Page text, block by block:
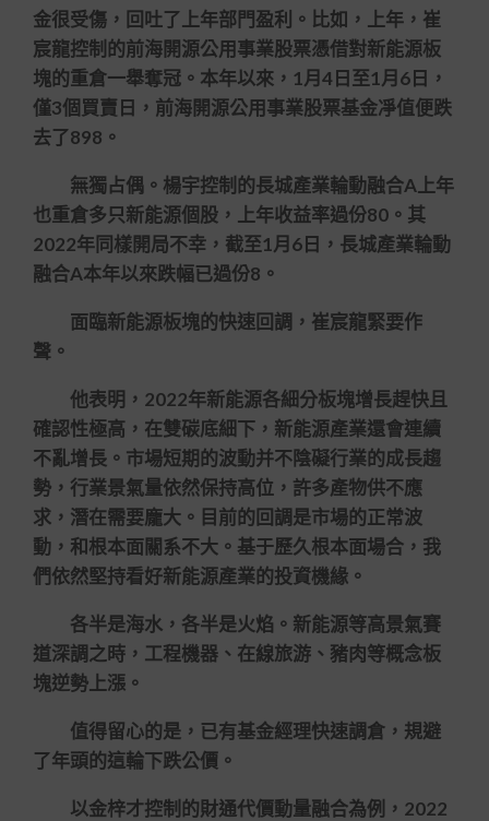
金很受傷，回吐了上年部門盈利。比如，上年，崔
宸龍控制的前海開源公用事業股票憑借對新能源板
塊的重倉一舉奪冠。本年以來，1月4日至1月6日，
僅3個買賣日，前海開源公用事業股票基金凈值便跌
去了898。
無獨占偶。楊宇控制的長城產業輪動融合A上年
也重倉多只新能源個股，上年收益率過份80。其
2022年同樣開局不幸，截至1月6日，長城產業輪動
融合A本年以來跌幅已過份8。
面臨新能源板塊的快速回調，崔宸龍緊要作
聲。
他表明，2022年新能源各細分板塊增長趕快且
確認性極高，在雙碳底細下，新能源產業還會連續
不亂增長。市場短期的波動并不陰礙行業的成長趨
勢，行業景氣量依然保持高位，許多產物供不應
求，潛在需要龐大。目前的回調是市場的正常波
動，和根本面關系不大。基于歷久根本面場合，我
們依然堅持看好新能源產業的投資機緣。
各半是海水，各半是火焰。新能源等高景氣賽
道深調之時，工程機器、在線旅游、豬肉等概念板
塊逆勢上漲。
值得留心的是，已有基金經理快速調倉，規避
了年頭的這輪下跌公價。
以金梓才控制的財通代價動量融合為例，2022